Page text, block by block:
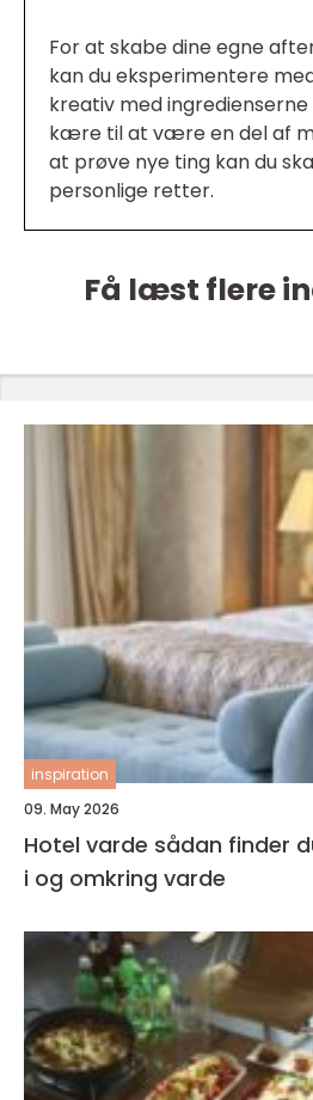
For at skabe dine egne
kan du eksperimentere
kreativ med
kære til at være en del af
at prøve nye ting kan du
personlige retter.
Få læst flere
inspiration
09. May 2026
Hotel varde sådan finder du det rette ophold
i og omkring varde